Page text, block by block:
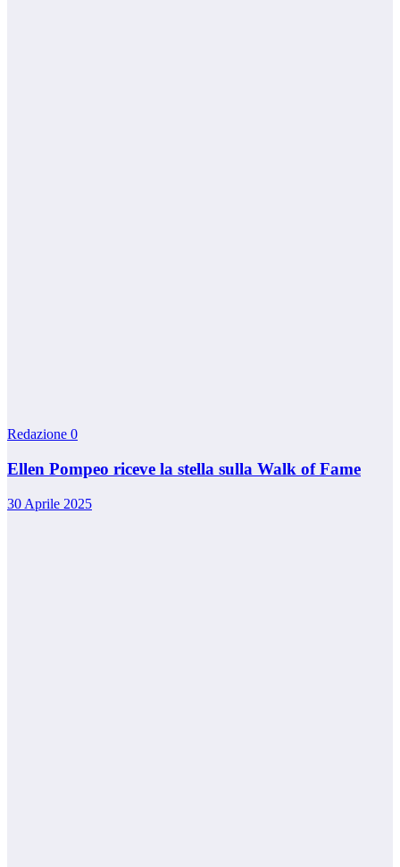
Redazione 0
Ellen Pompeo riceve la stella sulla Walk of Fame
30 Aprile 2025